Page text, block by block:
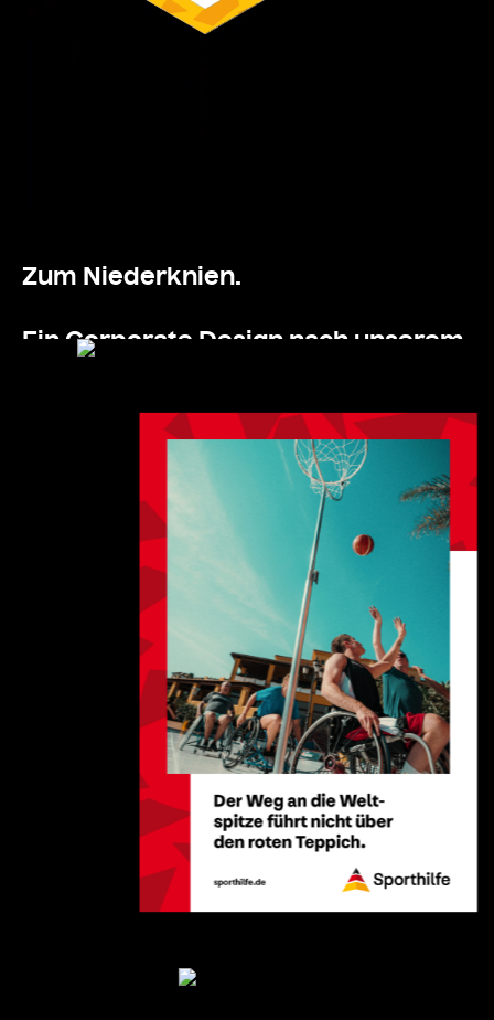
Zum Niederknien.
Ein Corporate Design nach unserem
Einfach, flexibel, markant und zu
100% Sporthilfe.